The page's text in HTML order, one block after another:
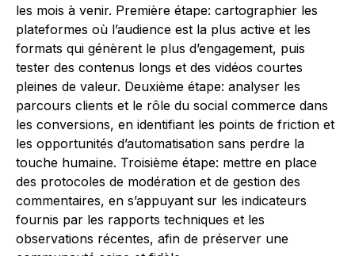
les mois à venir. Première étape: cartographier les
plateformes où l’audience est la plus active et les
formats qui génèrent le plus d’engagement, puis
tester des contenus longs et des vidéos courtes
pleines de valeur. Deuxième étape: analyser les
parcours clients et le rôle du social commerce dans
les conversions, en identifiant les points de friction et
les opportunités d’automatisation sans perdre la
touche humaine. Troisième étape: mettre en place
des protocoles de modération et de gestion des
commentaires, en s’appuyant sur les indicateurs
fournis par les rapports techniques et les
observations récentes, afin de préserver une